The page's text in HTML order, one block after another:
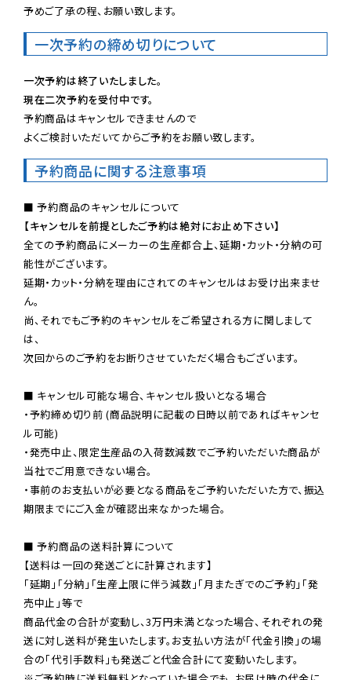
予めご了承の程、お願い致します。
一次予約の締め切りについて
一次予約は終了いたしました。
現在二次予約を受付中です。
予約商品はキャンセルできませんので
よくご検討いただいてからご予約をお願い致します。
予約商品に関する注意事項
【キャンセルを前提としたご予約は絶対にお止め下さい】
全ての予約商品にメーカーの生産都合上、延期・カット・分納の可
能性がございます。
延期・カット・分納を理由にされてのキャンセルはお受け出来ませ
ん。
尚、それでもご予約のキャンセルをご希望される方に関しまして
は、
次回からのご予約をお断りさせていただく場合もございます。
■ キャンセル可能な場合、キャンセル扱いとなる場合
・予約締め切り前 (商品説明に記載の日時以前であればキャンセ
ル可能)
・発売中止、限定生産品の入荷数減数でご予約いただいた商品が
当社でご用意できない場合。
・事前のお支払いが必要となる商品をご予約いただいた方で、振込
期限までにご入金が確認出来なかった場合。
■ 予約商品の送料計算について
【送料は一回の発送ごとに計算されます】
「延期」「分納」「生産上限に伴う減数」「月またぎでのご予約」「発
売中止」等で
商品代金の合計が変動し、3万円未満となった場合、それぞれの発
送に対し送料が発生いたします。お支払い方法が「代金引換」の場